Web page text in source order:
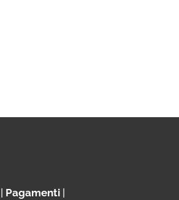
Pagamenti|